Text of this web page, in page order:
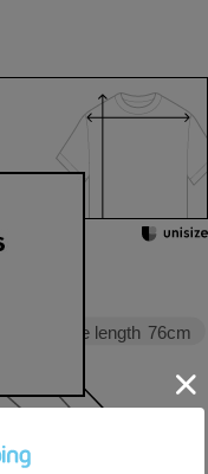
Sleeve length 76cm